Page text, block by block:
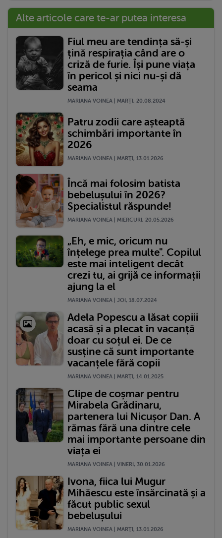
Alte articole care te-ar putea interesa
Fiul meu are tendința să-și
țină respirația când are o
criză de furie. Își pune viața
în pericol și nici nu-și dă
seama
MARIANA VOINEA | MARŢI, 20.08.2024
Patru zodii care așteaptă
schimbări importante în
2026
MARIANA VOINEA | MARŢI, 13.01.2026
Încă mai folosim batista
bebelușului în 2026?
Specialistul răspunde!
MARIANA VOINEA | MIERCURI, 20.05.2026
„Eh, e mic, oricum nu
înțelege prea multe". Copilul
este mai inteligent decât
crezi tu, ai grijă ce informații
ajung la el
MARIANA VOINEA | JOI, 18.07.2024
Adela Popescu a lăsat copiii
acasă și a plecat în vacanță
doar cu soțul ei. De ce
susține că sunt importante
vacanțele fără copii
MARIANA VOINEA | MARŢI, 14.01.2025
Clipe de coșmar pentru
Mirabela Grădinaru,
partenera lui Nicușor Dan. A
rămas fără una dintre cele
mai importante persoane din
viața ei
MARIANA VOINEA | VINERI, 30.01.2026
Ivona, fiica lui Mugur
Mihăescu este însărcinată și a
făcut public sexul
bebelușului
MARIANA VOINEA | MARŢI, 13.01.2026